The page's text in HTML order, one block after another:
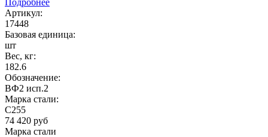
Артикул:
17448
Базовая единица:
шт
Вес, кг:
182.6
Обозначение:
ВФ2 исп.2
Марка стали:
С255
74 420 руб
Марка стали